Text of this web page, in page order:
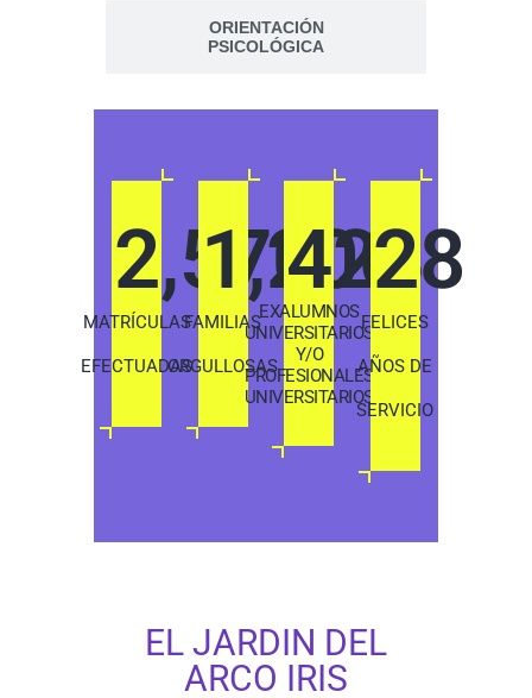
ORIENTACIÓN
PSICOLÓGICA
MATRÍCULAS
EFECTUADAS
2,570
FAMILIAS
ORGULLOSAS
1,200
EXALUMNOS
UNIVERSITARIOS
Y/O
PROFESIONALES
UNIVERSITARIOS
423
FELICES
AÑOS DE
SERVICIO
28
EL JARDIN DEL
ARCO IRIS